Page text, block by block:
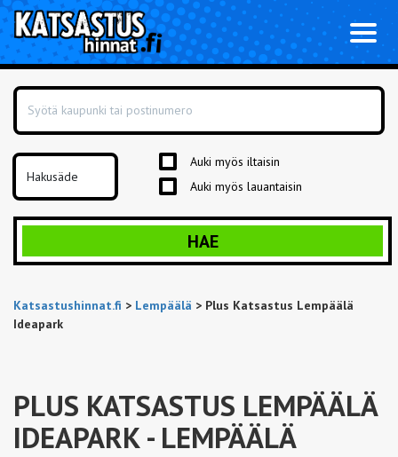
Auki myös iltaisin
Auki myös lauantaisin
HAE
Katsastushinnat.fi > Lempäälä > Plus Katsastus Lempäälä
Ideapark
PLUS KATSASTUS LEMPÄÄLÄ
IDEAPARK- LEMPÄÄLÄ